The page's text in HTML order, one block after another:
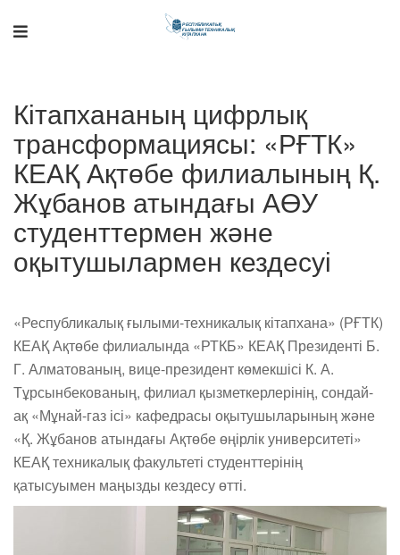
Кітапхананың цифрлық
трансформациясы: «РҒТК»
КЕАҚ Ақтөбе филиалының Қ.
Жұбанов атындағы АӨУ
студенттермен және
оқытушылармен кездесуі
«Республикалық ғылыми-техникалық кітапхана» (РҒТК)
КЕАҚ Ақтөбе филиалында «РТКБ» КЕАҚ Президенті Б.
Г. Алматованың, вице-президент көмекшісі К. А.
Тұрсынбекованың, филиал қызметкерлерінің, сондай-
ақ «Мұнай-газ ісі» кафедрасы оқытушыларының және
«Қ. Жұбанов атындағы Ақтөбе өңірлік университеті»
КЕАҚ техникалық факультеті студенттерінің
қатысуымен маңызды кездесу өтті.
Поддержка РНТБ
Онлайн-помощник